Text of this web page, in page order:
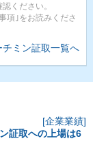
ください。
項｣をお読みくださ
チミン証取一覧へ
[企業業績]
証取への上場は6